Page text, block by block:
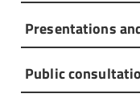
Presentations
Public